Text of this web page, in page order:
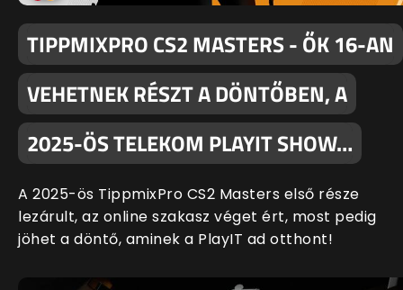
TIPPMIXPRO CS2 MASTERS - ŐK 16-AN
VEHETNEK RÉSZT A DÖNTŐBEN, A
2025-ÖS TELEKOM PLAYIT SHOW…
A 2025-ös TippmixPro CS2 Masters első része
lezárult, az online szakasz véget ért, most pedig
jöhet a döntő, aminek a PlayIT ad otthont!